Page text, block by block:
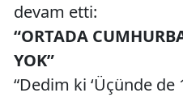
devam etti:
“ORTADA
YOK”
“Dedim ki ‘Üçünde de